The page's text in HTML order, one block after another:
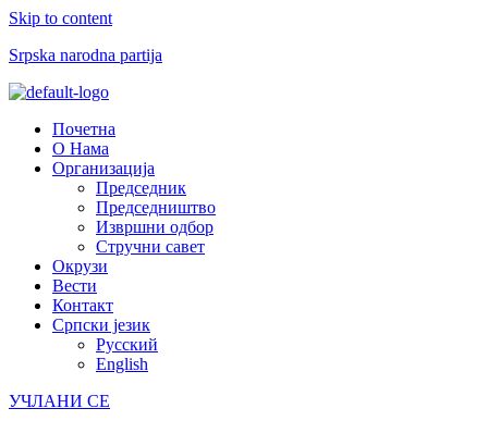
Skip to content
Srpska narodna partija
Menu
Почетна
О Нама
Организација
Председник
Председништво
Извршни одбор
Стручни савет
Окрузи
Вести
Контакт
Српски језик
Русский
English
УЧЛАНИ СЕ